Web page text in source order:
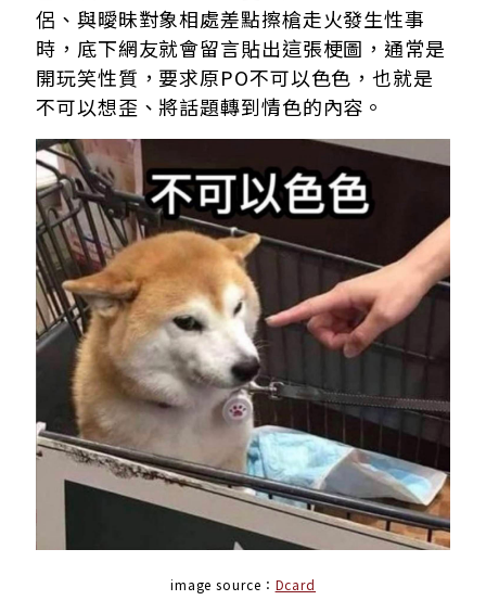
侶、與曖昧對象相處差點擦槍走火發生性事
時，底下網友就會留言貼出這張梗圖，通常是
開玩笑性質，要求原PO不可以色色，也就是
不可以想歪、將話題轉到情色的內容。
image source： Dcard